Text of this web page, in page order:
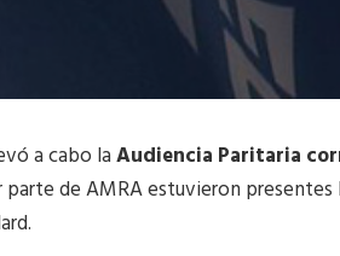
a cabo laAudiencia Paritaria
parte de AMRA estuvieron